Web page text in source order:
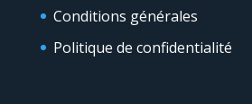
Conditions générales
Politique de confidentialité